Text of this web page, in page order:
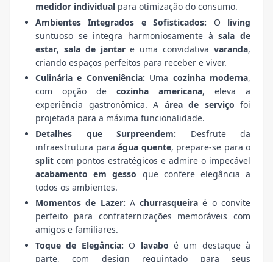
medidor individual para otimização do consumo.
Ambientes Integrados e Sofisticados: O living
suntuoso se integra harmoniosamente àsala de
estar, sala de jantare uma convidativavaranda,
criando espaços perfeitos para receber e viver.
Culinária e Conveniência: Uma cozinha moderna,
com opção de cozinha americana, eleva a
experiência gastronômica. A área de serviço foi
projetada para a máxima funcionalidade.
Detalhes que Surpreendem: Desfrute da
infraestrutura para água quente, prepare-se para o
split com pontos estratégicos e admire o impecável
acabamento em gesso que confere elegância a
todos os ambientes.
Momentos de Lazer: Achurrasqueira é o convite
perfeito para confraternizações memoráveis com
amigos e familiares.
Toque de Elegância: O lavabo é um destaque à
parte, com design requintado para seus